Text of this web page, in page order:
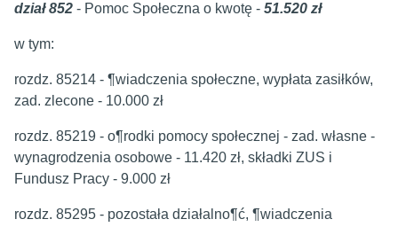
dział 852 - Pomoc Społeczna o kwotę - 51.520 zł
w tym:
rozdz. 85214 - ¶wiadczenia społeczne, wypłata zasiłków,
zad. zlecone - 10.000 zł
rozdz. 85219 - o¶rodki pomocy społecznej - zad. własne -
wynagrodzenia osobowe - 11.420 zł, składki ZUS i
Fundusz Pracy - 9.000 zł
rozdz. 85295 - pozostała działalno¶ć, ¶wiadczenia